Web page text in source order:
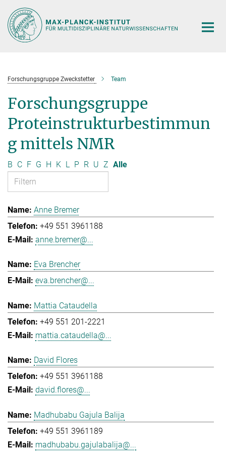
Hauptinhalt
Forschungsgruppe Zweckstetter Team
Forschungsgruppe
Proteinstrukturbestimmun
g mittels NMR
B C F G H K L P R U Z Alle
Anne Bremer
+49 551 3961188
anne.bremer@...
Eva Brencher
eva.brencher@...
Mattia Cataudella
+49 551 201-2221
mattia.cataudella@...
David Flores
+49 551 3961188
david.flores@...
Madhubabu Gajula Balija
+49 551 3961189
madhubabu.gajulabalija@...